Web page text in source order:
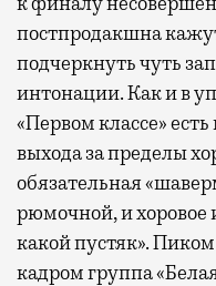
постпродакшна
подчеркнуть чуть
интонации. Как и в
«Первом классе»
выхода за пределы
обязательная
рюмочной, и хоровое
какой пустяк».
кадром группа